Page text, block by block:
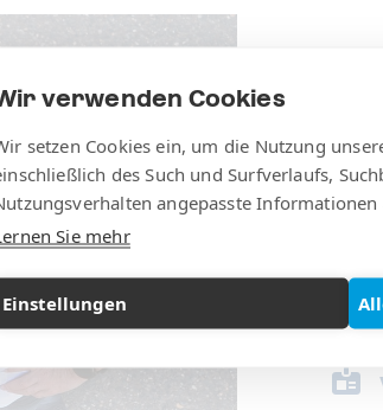
verwenden Cookies
setzen Cookies ein, um die Nutzung
des Such und Surfverlaufs,
angepasste
Sie mehr
Einstellungen